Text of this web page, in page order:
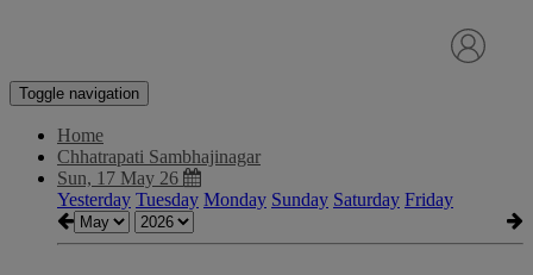
Toggle navigation
Home
Chhatrapati Sambhajinagar
Sun, 17 May 26
Yesterday Tuesday Monday Sunday Saturday Friday